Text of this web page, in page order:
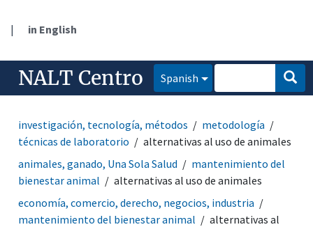
| in English
NALT Centro Spanish
investigación, tecnología, métodos
metodología
técnicas de laboratorio
alternativas al uso de animales
animales, ganado, Una Sola Salud
mantenimiento del
bienestar animal
alternativas al uso de animales
economía, comercio, derecho, negocios, industria
mantenimiento del bienestar animal
alternativas al